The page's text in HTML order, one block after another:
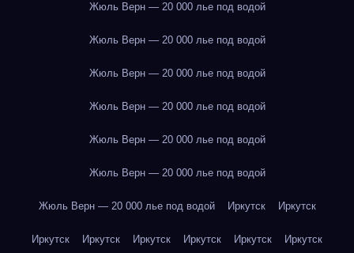
Жюль Верн — 20 000 лье под водой
Жюль Верн — 20 000 лье под водой
Жюль Верн — 20 000 лье под водой
Жюль Верн — 20 000 лье под водой
Жюль Верн — 20 000 лье под водой
Жюль Верн — 20 000 лье под водой
Жюль Верн — 20 000 лье под водой Иркутск Иркутск
Иркутск Иркутск Иркутск Иркутск Иркутск Иркутск